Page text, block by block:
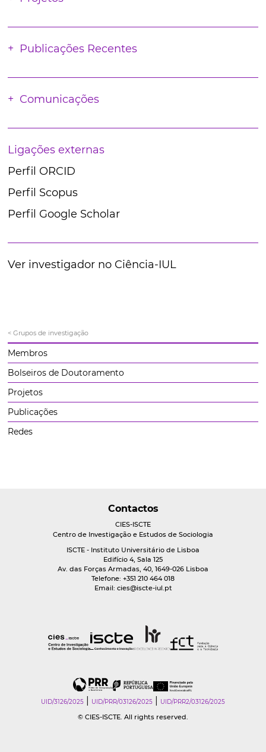
Publicações Recentes
Comunicações
Ligações externas
Perfil ORCID
Perfil Scopus
Perfil Google Scholar
Ver investigador no Ciência-IUL
< Grupos de investigação
Membros
Bolseiros de Doutoramento
Projetos
Publicações
Redes
Contactos
CIES-ISCTE
Centro de Investigação e Estudos de Sociologia
ISCTE - Instituto Universitário de Lisboa
Edifício 4, Sala 125
Av. das Forças Armadas, 40, 1649-026 Lisboa
Telefone: +351 210 464 018
Email: cies@iscte-iul.pt
UID/3126/2025 UID/PRR/03126/2025 UID/PRR2/03126/2025
© CIES-ISCTE. All rights reserved.